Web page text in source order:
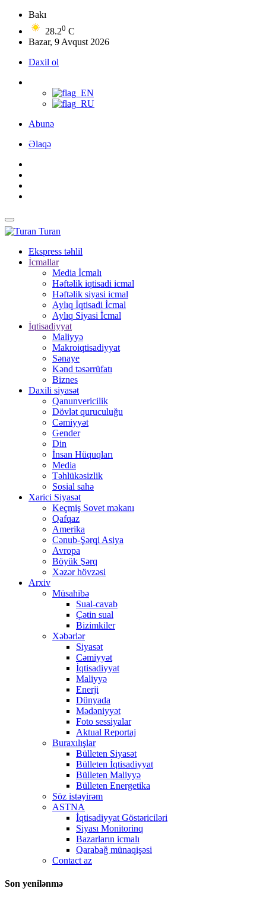
Bakı
28.20 C
Bazar, 9 Avqust 2026
Daxil ol
Abunə
Əlaqə
Turan
Ekspress təhlil
İcmallar
Media İcmalı
Həftəlik iqtisadi icmal
Həftəlik siyasi icmal
Aylıq İqtisadi İcmal
Aylıq Siyasi İcmal
İqtisadiyyat
Maliyyə
Makroiqtisadiyyat
Sənaye
Kənd təsərrüfatı
Biznes
Daxili siyasət
Qanunvericilik
Dövlət quruculuğu
Cəmiyyət
Gender
Din
İnsan Hüquqları
Media
Təhlükəsizlik
Sosial sahə
Xarici Siyasət
Keçmiş Sovet məkanı
Qafqaz
Amerika
Cənub-Şərqi Asiya
Avropa
Böyük Şərq
Xəzər hövzəsi
Arxiv
Müsahibə
Sual-cavab
Çətin sual
Bizimkiler
Xəbərlər
Siyasət
Cəmiyyət
İqtisadiyyat
Maliyyə
Enerji
Dünyada
Mədəniyyət
Foto sessiyalar
Aktual Reportaj
Buraxılışlar
Bülleten Siyasət
Bülleten İqtisadiyyat
Bülleten Maliyyə
Bülleten Energetika
Söz istəyirəm
ASTNA
İqtisadiyyat Göstəriciləri
Siyası Monitorinq
Bazarların icmalı
Qarabağ münaqişəsi
Contact az
Son yenilənmə